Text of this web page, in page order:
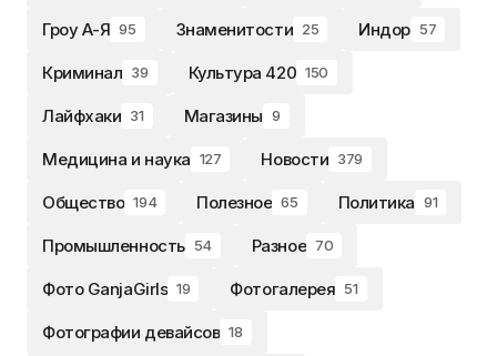
Гроу А-Я 95 Знаменитости 25 Индор 57
Криминал 39 Культура 420 150
Лайфхаки 31 Магазины 9
Медицина и наука 127 Новости 379
Общество 194 Полезное 65 Политика 91
Промышленность 54 Разное 70
Фото GanjaGirls 19 Фотогалерея 51
Фотографии девайсов 18